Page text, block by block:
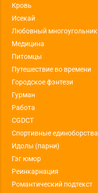
Кровь
Исекай
Любовный многоугольник
Медицина
Питомцы
Путешествие во времени
Городское фэнтези
Гурман
Работа
CGDCT
Спортивные единоборства
Идолы (парни)
Гэг юмор
Реинкарнация
Романтический подтекст